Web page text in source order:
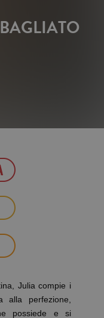
Julia compie i
alla perfezione,
possiede e si